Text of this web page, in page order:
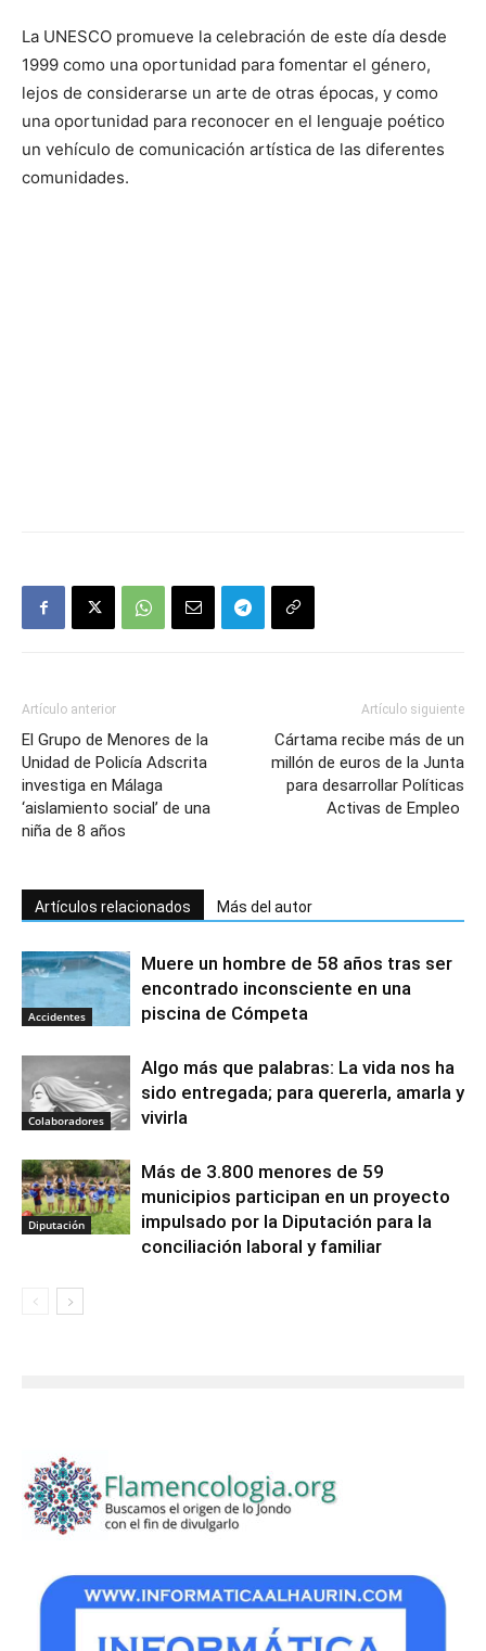
La UNESCO promueve la celebración de este día desde
1999 como una oportunidad para fomentar el género,
lejos de considerarse un arte de otras épocas, y como
una oportunidad para reconocer en el lenguaje poético
un vehículo de comunicación artística de las diferentes
comunidades.
Artículo anterior
El Grupo de Menores de la
Unidad de Policía Adscrita
investiga en Málaga
‘aislamiento social’ de una
niña de 8 años
Artículo siguiente
Cártama recibe más de un
millón de euros de la Junta
para desarrollar Políticas
Activas de Empleo
Artículos relacionados Más del autor
Accidentes
Muere un hombre de 58 años tras ser
encontrado inconsciente en una
piscina de Cómpeta
Colaboradores
Algo más que palabras: La vida nos ha
sido entregada; para quererla, amarla y
vivirla
Diputación
Más de 3.800 menores de 59
municipios participan en un proyecto
impulsado por la Diputación para la
conciliación laboral y familiar